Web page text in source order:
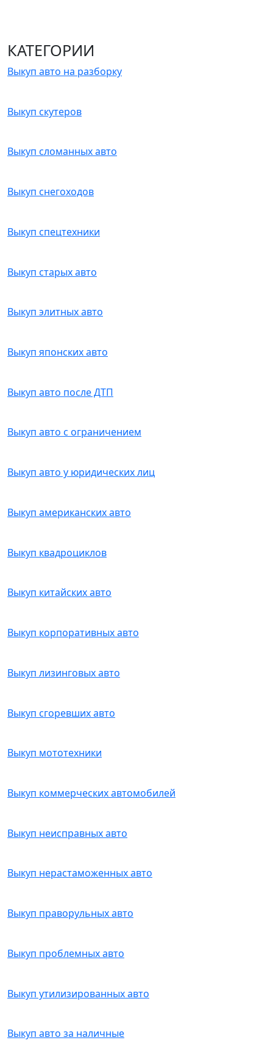
КАТЕГОРИИ
Выкуп авто на разборку
Выкуп скутеров
Выкуп сломанных авто
Выкуп снегоходов
Выкуп спецтехники
Выкуп старых авто
Выкуп элитных авто
Выкуп японских авто
Выкуп авто после ДТП
Выкуп авто с ограничением
Выкуп авто у юридических лиц
Выкуп американских авто
Выкуп квадроциклов
Выкуп китайских авто
Выкуп корпоративных авто
Выкуп лизинговых авто
Выкуп сгоревших авто
Выкуп мототехники
Выкуп коммерческих автомобилей
Выкуп неисправных авто
Выкуп нерастаможенных авто
Выкуп праворульных авто
Выкуп проблемных авто
Выкуп утилизированных авто
Выкуп авто за наличные